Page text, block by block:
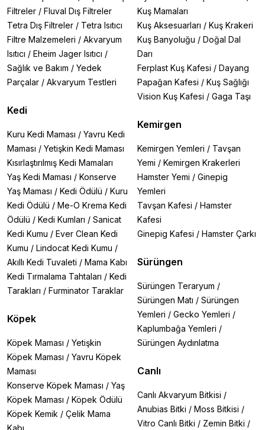
Filtreler / Fluval Dış Filtreler
Tetra Dış Filtreler / Tetra Isıtıcı
Filtre Malzemeleri / Akvaryum
Isıtıcı / Eheim Jager Isıtıcı /
Sağlık ve Bakım / Yedek
Parçalar / Akvaryum Testleri
Kedi
Kuru Kedi Maması / Yavru Kedi
Maması / Yetişkin Kedi Maması
Kısırlaştırılmış Kedi Mamaları
Yaş Kedi Maması / Konserve
Yaş Maması / Kedi Ödülü / Kuru
Kedi Ödülü / Me-O Krema Kedi
Ödülü / Kedi Kumları / Sanicat
Kedi Kumu / Ever Clean Kedi
Kumu / Lindocat Kedi Kumu /
Akıllı Kedi Tuvaleti / Mama Kabı
Kedi Tırmalama Tahtaları / Kedi
Tarakları / Furminator Taraklar
Köpek
Köpek Maması / Yetişkin
Köpek Maması / Yavru Köpek
Maması
Konserve Köpek Maması / Yaş
Köpek Maması / Köpek Ödülü
Köpek Kemik / Çelik Mama
Kuş Mamaları
Kuş Aksesuarları / Kuş Krakeri
Kuş Banyoluğu / Doğal Dal
Darı
Ferplast Kuş Kafesi / Dayang
Papağan Kafesi / Kuş Sağlığı
Vision Kuş Kafesi / Gaga Taşı
Kemirgen
Kemirgen Yemleri / Tavşan
Yemi / Kemirgen Krakerleri
Hamster Yemi / Ginepig
Yemleri
Tavşan Kafesi / Hamster
Kafesi
Ginepig Kafesi / Hamster Çarkı
Sürüngen
Sürüngen Teraryum /
Sürüngen Matı / Sürüngen
Yemleri / Gecko Yemleri /
Kaplumbağa Yemleri /
Sürüngen Aydınlatma
Canlı
Canlı Akvaryum Bitkisi /
Anubias Bitki / Moss Bitkisi /
Vitro Canlı Bitki / Zemin Bitki /